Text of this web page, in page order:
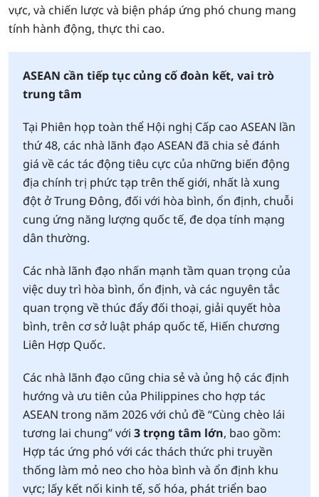
vực, và chiến lược và biện pháp ứng phó chung mang
tính hành động, thực thi cao.
ASEAN cần tiếp tục củng cố đoàn kết, vai trò
trung tâm
Tại Phiên họp toàn thể Hội nghị Cấp cao ASEAN lần
thứ 48, các nhà lãnh đạo ASEAN đã chia sẻ đánh
giá về các tác động tiêu cực của những biến động
địa chính trị phức tạp trên thế giới, nhất là xung
đột ở Trung Đông, đối với hòa bình, ổn định, chuỗi
cung ứng năng lượng quốc tế, đe dọa tính mạng
dân thường.
Các nhà lãnh đạo nhấn mạnh tầm quan trọng của
việc duy trì hòa bình, ổn định, và các nguyên tắc
quan trọng về thúc đẩy đối thoại, giải quyết hòa
bình, trên cơ sở luật pháp quốc tế, Hiến chương
Liên Hợp Quốc.
Các nhà lãnh đạo cũng chia sẻ và ủng hộ các định
hướng và ưu tiên của Philippines cho hợp tác
ASEAN trong năm 2026 với chủ đề “Cùng chèo lái
tương lai chung” với 3 trọng tâm lớn, bao gồm:
Hợp tác ứng phó với các thách thức phi truyền
thống làm mỏ neo cho hòa bình và ổn định khu
vực; lấy kết nối kinh tế, số hóa, phát triển bao